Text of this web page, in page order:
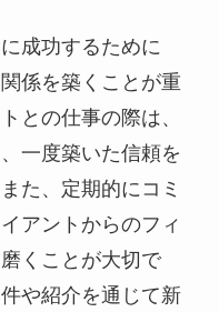
成功するために
係を築くことが重
との仕事の際は、
一度築いた信頼を
た、定期的にコミ
アントからのフィ
くことが大切で
や紹介を通じて新